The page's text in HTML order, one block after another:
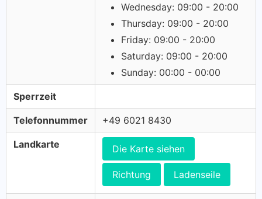
Wednesday: 09:00 - 20:00
Thursday: 09:00 - 20:00
Friday: 09:00 - 20:00
Saturday: 09:00 - 20:00
Sunday: 00:00 - 00:00
Sperrzeit
Telefonnummer +49 6021 8430
Landkarte Die Karte siehen
Richtung Ladenseile